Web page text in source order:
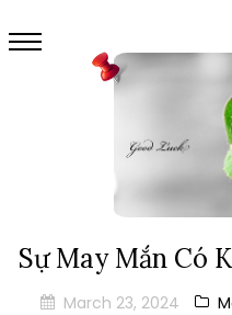
Sự May Mắn Có
March 23, 2024